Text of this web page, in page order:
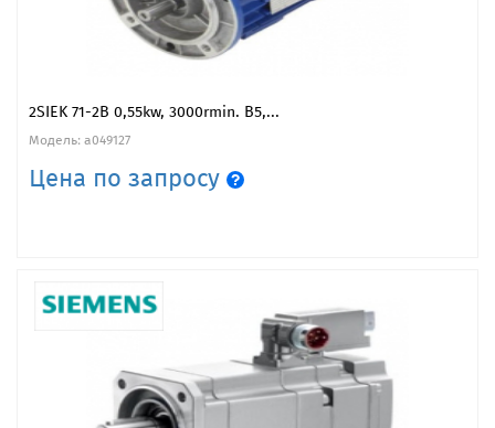
2SIEK 71-2B 0,55kw, 3000rmin. B5,...
Модель: a049127
Цена по запросу